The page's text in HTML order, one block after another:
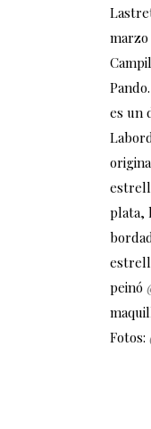
marzo
es un
plata,
peinó
Fotos: